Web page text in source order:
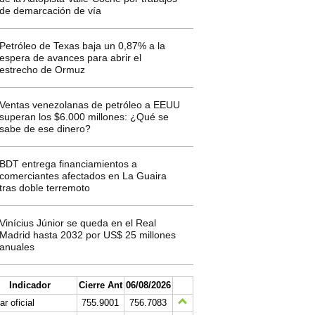
demarcación de vía
de Texas baja un 0,87% a la
de avances para abrir el
de Ormuz
venezolanas de petróleo a EEUU
los $6.000 millones: ¿Qué se
de ese dinero?
entrega financiamientos a
afectados en La Guaira
doble terremoto
Júnior se queda en el Real
hasta 2032 por US$ 25 millones
Indicador Cierre Ant 06/08/2026
oficial
755.9001
756.7083